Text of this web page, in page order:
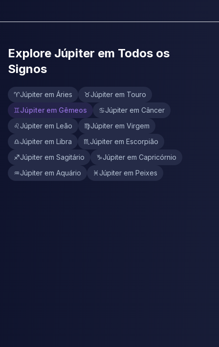
Explore Júpiter em Todos os
Signos
♈Júpiter em Áries ♉Júpiter em Touro
♊Júpiter em Gêmeos ♋Júpiter em Câncer
♌Júpiter em Leão ♍Júpiter em Virgem
♎Júpiter em Libra ♏ Júpiter em Escorpião
♐Júpiter em Sagitário ♑Júpiter em Capricórnio
♒Júpiter em Aquário ♓Júpiter em Peixes